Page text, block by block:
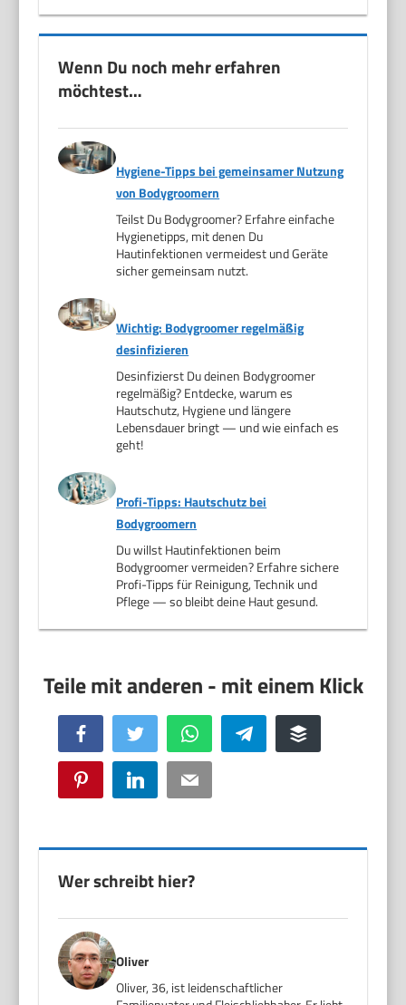
Wenn Du noch mehr erfahren
möchtest…
Hygiene-Tipps bei gemeinsamer Nutzung
von Bodygroomern
Teilst Du Bodygroomer? Erfahre einfache
Hygienetipps, mit denen Du
Hautinfektionen vermeidest und Geräte
sicher gemeinsam nutzt.
Wichtig: Bodygroomer regelmäßig
desinfizieren
Desinfizierst Du deinen Bodygroomer
regelmäßig? Entdecke, warum es
Hautschutz, Hygiene und längere
Lebensdauer bringt — und wie einfach es
geht!
Profi-Tipps: Hautschutz bei
Bodygroomern
Du willst Hautinfektionen beim
Bodygroomer vermeiden? Erfahre sichere
Profi-Tipps für Reinigung, Technik und
Pflege — so bleibt deine Haut gesund.
Facebook Twitter WhatsApp Telegram Buffer
Pinterest LinkedIn Email
Wer schreibt hier?
Oliver
Oliver, 36, ist leidenschaftlicher